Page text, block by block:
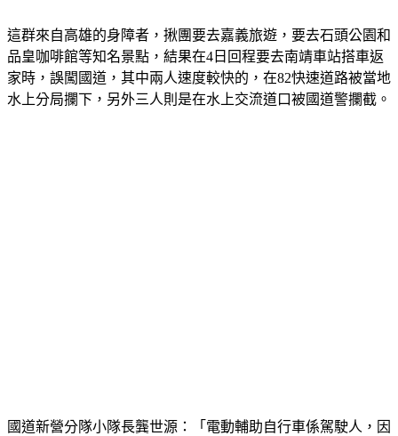
這群來自高雄的身障者，揪團要去嘉義旅遊，要去石頭公園和
品皇咖啡館等知名景點，結果在4日回程要去南靖車站搭車返
家時，誤闖國道，其中兩人速度較快的，在82快速道路被當地
水上分局攔下，另外三人則是在水上交流道口被國道警攔截。
國道新營分隊小隊長龔世源：「電動輔助自行車係駕駛人，因